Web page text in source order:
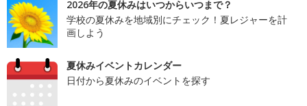
2026年の夏休みはいつからいつまで？
学校の夏休みを地域別にチェック！夏レジャーを計
画しよう
夏休みイベントカレンダー
日付から夏休みのイベントを探す